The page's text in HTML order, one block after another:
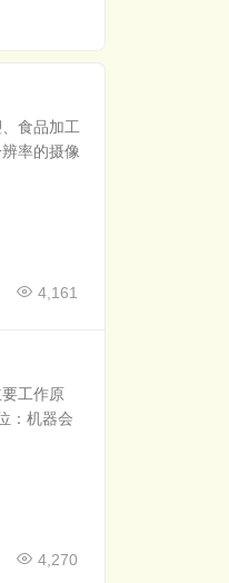
食品加工
率的摄像
4,161
工作原
：机器会
4,270